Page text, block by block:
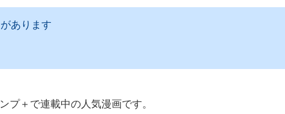
あります
プ＋で連載中の人気漫画です。